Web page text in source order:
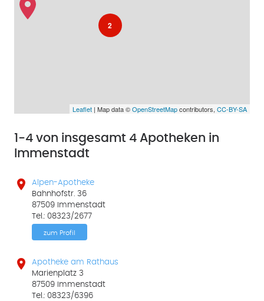
2
Leaflet | Map data ©OpenStreetMapcontributors,CC-BY-SA
1-4 von insgesamt 4 Apotheken in
Immenstadt

Alpen-Apotheke
Bahnhofstr. 36
87509 Immenstadt
Tel.: 08323/2677
zum Profil

Apotheke am Rathaus
Marienplatz 3
87509 Immenstadt
Tel.: 08323/6396